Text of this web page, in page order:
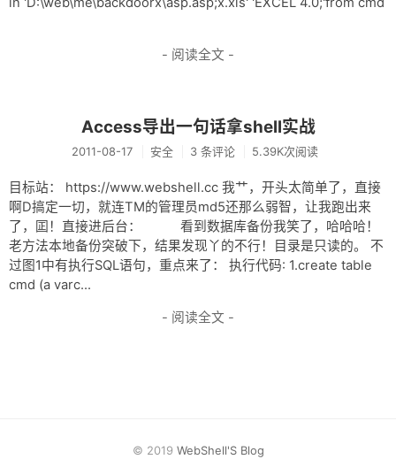
- 阅读全文 -
Access导出一句话拿shell实战
2011-08-17 安全 3 条评论 5.39K次阅读
目标站： https://www.webshell.cc 我艹，开头太简单了，直接
啊D搞定一切，就连TM的管理员md5还那么弱智，让我跑出来
了，囸！直接进后台： 看到数据库备份我笑了，哈哈哈！
老方法本地备份突破下，结果发现丫的不行！目录是只读的。 不
过图1中有执行SQL语句，重点来了： 执行代码: 1.create table
cmd (a varc...
- 阅读全文 -
© 2019 WebShell'S Blog